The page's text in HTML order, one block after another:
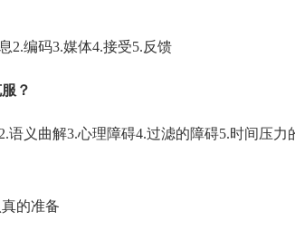
编码3.媒体4.接受5.反馈
？
义曲解3.心理障碍4.过滤的障碍5.时间压力
的准备